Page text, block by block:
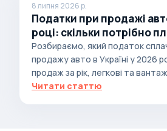
BYD
Byvin
Cadillac
Callaway
8 липня 2026 р.
Податки при продажі
році: скільки потрібно
випадках
Розбираємо, який податок
продажу авто в Україні у 2026
продаж за рік, легкові та
Читати статтю